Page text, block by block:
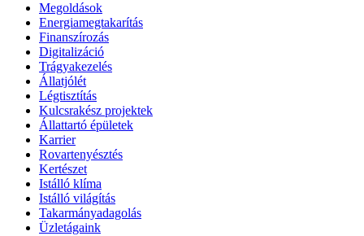
Megoldások
Energiamegtakarítás
Finanszírozás
Digitalizáció
Trágyakezelés
Állatjólét
Légtisztítás
Kulcsrakész projektek
Állattartó épületek
Karrier
Rovartenyésztés
Kertészet
Istálló klíma
Istálló világítás
Takarmányadagolás
Üzletágaink